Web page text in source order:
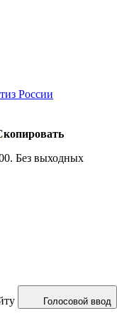
России
Без выходных
Голосовой ввод